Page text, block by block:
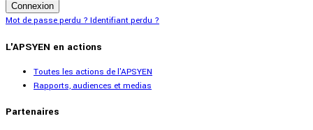
Connexion
Mot de passe perdu ?Identifiant perdu ?
L'APSYEN en actions
Toutes les actions de l'APSYEN
Rapports, audiences et medias
Partenaires